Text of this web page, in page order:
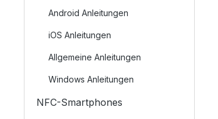
Android Anleitungen
iOS Anleitungen
Allgemeine Anleitungen
Windows Anleitungen
NFC-Smartphones